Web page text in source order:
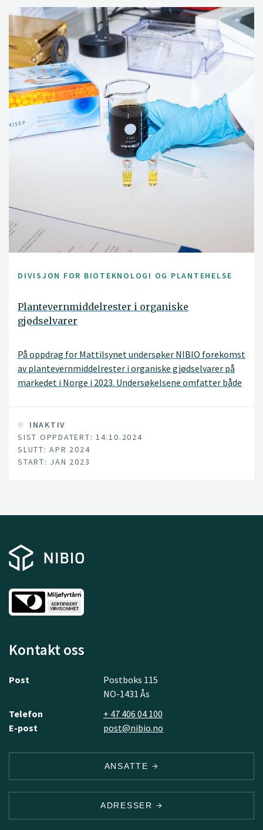
DIVISJON FOR BIOTEKNOLOGI OG PLANTEHELSE
Plantevernmiddelrester i organiske
gjødselvarer
På oppdrag for Mattilsynet undersøker NIBIO forekomst
av plantevernmiddelrester i organiske gjødselvarer på
markedet i Norge i 2023. Undersøkelsene omfatter både
prøver av organisk gjødsel, organisk-mineralsk gjødsel,
organiske jordforbedringsmidler og dyrkingsmedier,
inkludert kompostjord.
INAKTIV
SIST OPPDATERT: 14.10.2024
SLUTT: APR 2024
START: JAN 2023
Kontakt oss
Post
Postboks 115
NO-1431 Ås
Telefon
+ 47 406 04 100
E-post
post@nibio.no
ANSATTE
ADRESSER